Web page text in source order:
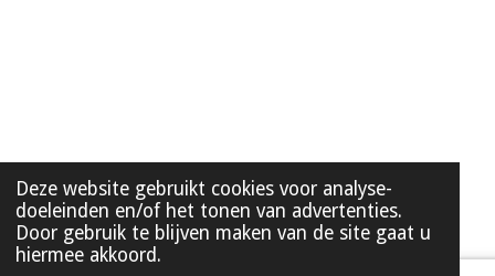
Deze website gebruikt cookies voor analyse-
doeleinden en/of het tonen van advertenties.
Door gebruik te blijven maken van de site gaat u
hiermee akkoord.